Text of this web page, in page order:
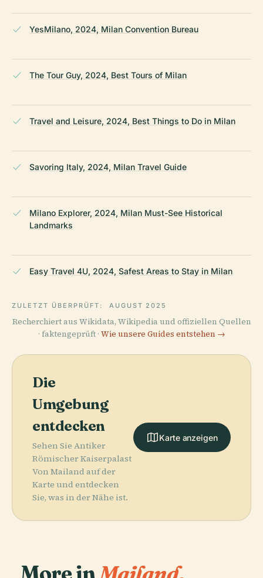
YesMilano, 2024, Milan Convention Bureau
The Tour Guy, 2024, Best Tours of Milan
Travel and Leisure, 2024, Best Things to Do in Milan
Savoring Italy, 2024, Milan Travel Guide
Milano Explorer, 2024, Milan Must-See Historical
Landmarks
Easy Travel 4U, 2024, Safest Areas to Stay in Milan
ZULETZT ÜBERPRÜFT: AUGUST 2025
Recherchiert aus Wikidata, Wikipedia und offiziellen Quellen
· faktengeprüft · Wie unsere Guides entstehen →
Die
Umgebung
entdecken
Sehen Sie Antiker
Römischer Kaiserpalast
Von Mailand auf der
Karte und entdecken
Sie, was in der Nähe ist.
Karte anzeigen